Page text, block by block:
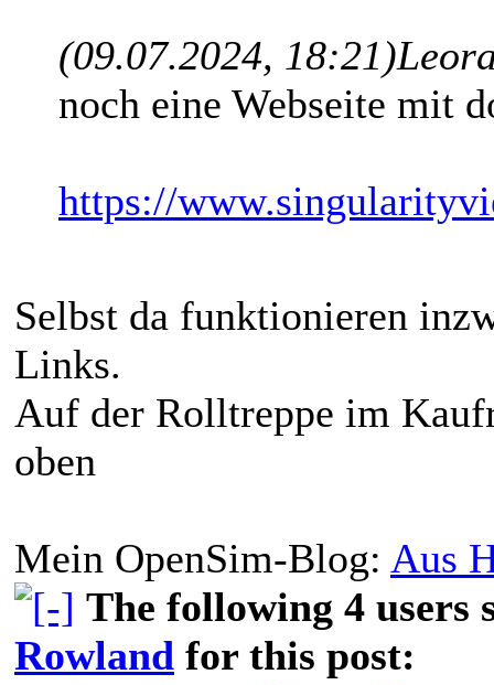
(09.07.2024, 18:21)
noch eine Webseite mit
https://
Selbst da funktionieren
Links.
Auf der Rolltreppe im
oben
Mein OpenSim-Blog: Aus
The following 4 users
Rowland for this post: